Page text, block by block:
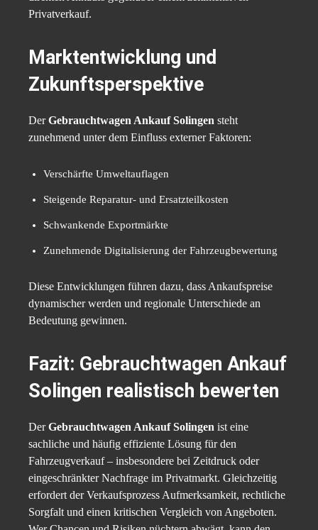
Privatverkauf.
Marktentwicklung und
Zukunftsperspektive
DerGebrauchtwagen Ankauf Solingen steht
zunehmend unter dem Einfluss externer Faktoren:
Verschärfte Umweltauflagen
Steigende Reparatur- und Ersatzteilkosten
Schwankende Exportmärkte
Zunehmende Digitalisierung der Fahrzeugbewertung
Diese Entwicklungen führen dazu, dass Ankaufspreise
dynamischer werden und regionale Unterschiede an
Bedeutung gewinnen.
Fazit: Gebrauchtwagen Ankauf
Solingen realistisch bewerten
DerGebrauchtwagen Ankauf Solingen ist eine
sachliche und häufig effiziente Lösung für den
Fahrzeugverkauf – insbesondere bei Zeitdruck oder
eingeschränkter Nachfrage im Privatmarkt. Gleichzeitig
erfordert der Verkaufsprozess Aufmerksamkeit, rechtliche
Sorgfalt und einen kritischen Vergleich von Angeboten.